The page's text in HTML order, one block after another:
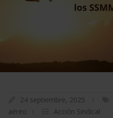
24 septiembre, 2025
aéreo
Acción Sindical